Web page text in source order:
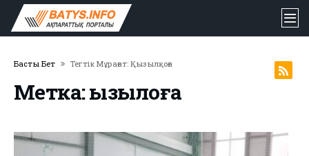
Басты Бет Тегтік Мұрағат: Қызылқоға
Метка: қызылқоға